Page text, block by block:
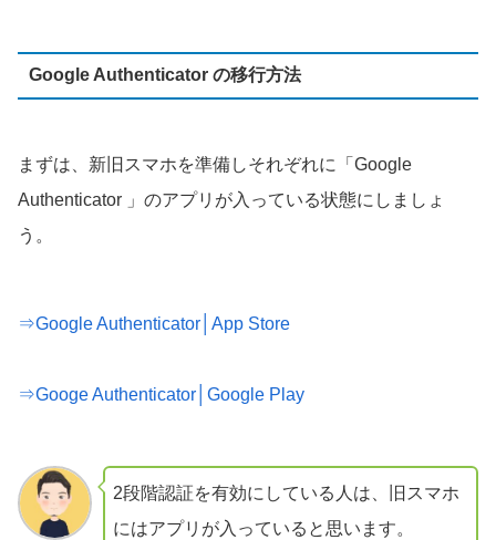
Google Authenticator の移行方法
まずは、新旧スマホを準備しそれぞれに「Google
Authenticator 」のアプリが入っている状態にしましょ
う。
⇒Google Authenticator│App Store
⇒Googe Authenticator│Google Play
2段階認証を有効にしている人は、旧スマホ
にはアプリが入っていると思います。